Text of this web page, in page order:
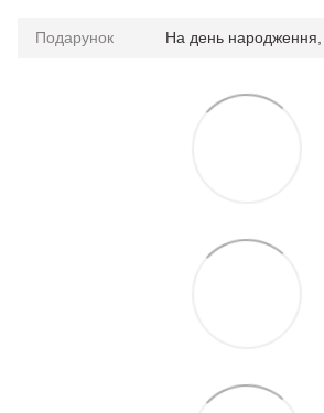
Подарунок На день